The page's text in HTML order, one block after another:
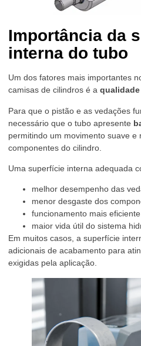
Importância da
interna do tubo
Um dos fatores mais importantes
camisas de cilindros é a
Para que o pistão e as vedações
necessário que o tubo apresente
permitindo um movimento suave
componentes do cilindro.
Uma superfície interna adequada
melhor desempenho das
menor desgaste dos
funcionamento mais
maior vida útil do sistema
Em muitos casos, a superfície
adicionais de acabamento para
exigidas pela aplicação.